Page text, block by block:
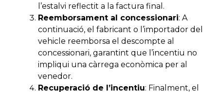
l’estalvi reflectit a la factura final.
Reemborsament al concessionari: A
continuació, el fabricant o l’importador del
vehicle reemborsa el descompte al
concessionari, garantint que l’incentiu no
impliqui una càrrega econòmica per al
venedor.
Recuperació de l’incentiu: Finalment, el